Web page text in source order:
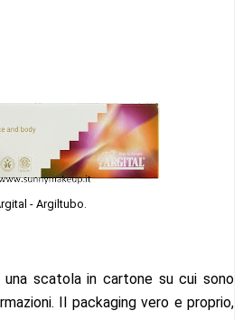
- Argiltubo.
una scatola in cartone su cui sono
Il packaging vero e proprio,